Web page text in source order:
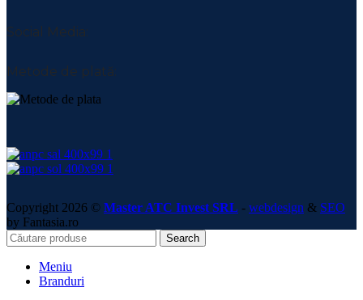
Social Media:
Metode de plată:
Copyright 2026 © Master ATC Invest SRL - webdesign & SEO
by Fantasia.ro
Search
Meniu
Branduri